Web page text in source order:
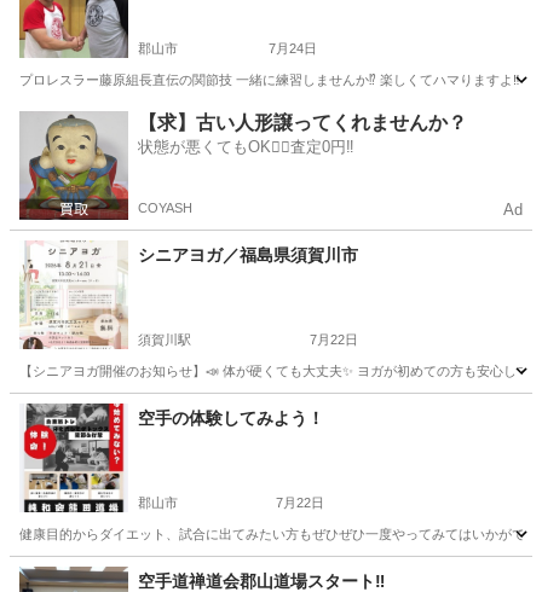
郡山市 7月24日
プロレスラー藤原組長直伝の関節技 一緒に練習しませんか⁉️ 楽しくてハマりますよ‼️
郡山市 空手/他格闘技 藤原
【求】古い人形譲ってくれませんか？
状態が悪くてもOK🙆‍♀️査定0円‼️
COYASH Ad
シニアヨガ／福島県須賀川市
須賀川駅 7月22日
【シニアヨガ開催のお知らせ】📣 体が硬くても大丈夫✨ ヨガが初めての方も安心し
福島 須賀川市 須賀川駅 ヨガ シニア
空手の体験してみよう！
郡山市 7月22日
健康目的からダイエット、試合に出てみたい方もぜひぜひ一度やってみてはいかがで
福島 郡山市 空手/他格闘技 寝技
空手道禅道会郡山道場スタート‼️